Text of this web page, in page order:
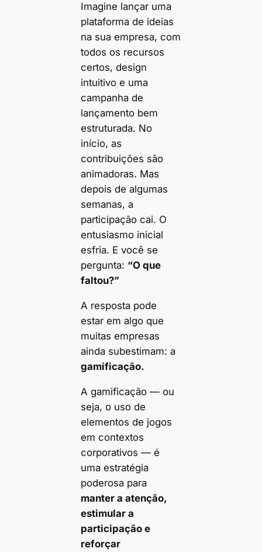
Imagine lançar uma
plataforma de ideias
na sua empresa, com
todos os recursos
certos, design
intuitivo e uma
campanha de
lançamento bem
estruturada. No
início, as
contribuições são
animadoras. Mas
depois de algumas
semanas, a
participação cai. O
entusiasmo inicial
esfria. E você se
pergunta: “O que
faltou?”
A resposta pode
estar em algo que
muitas empresas
ainda subestimam: a
gamificação.
A gamificação — ou
seja, o uso de
elementos de jogos
em contextos
corporativos — é
uma estratégia
poderosa para
manter a atenção,
estimular a
participação e
reforçar